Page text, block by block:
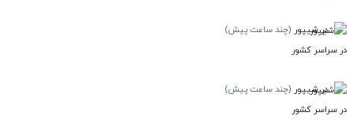
در شیپور (چند ساعت پیش)
در سراسر کشور
در شیپور (چند ساعت پیش)
در سراسر کشور